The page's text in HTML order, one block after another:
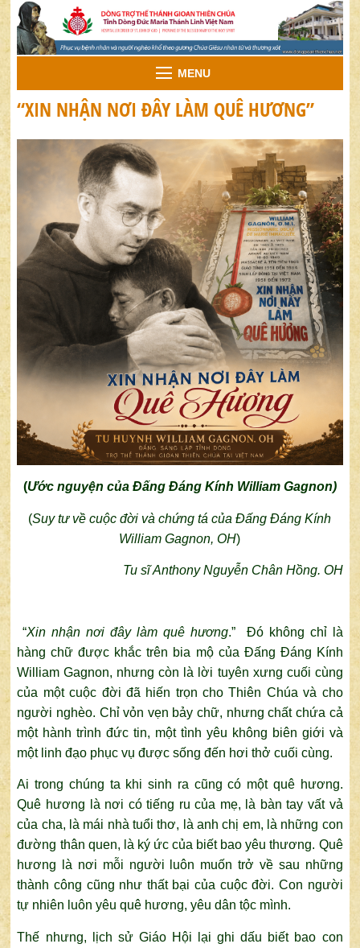
MENU
“XIN NHẬN NƠI ĐÂY LÀM QUÊ HƯƠNG”
(Ước nguyện của Đấng Đáng Kính William Gagnon)
(Suy tư về cuộc đời và chứng tá của Đấng Đáng Kính
William Gagnon, OH)
Tu sĩ Anthony Nguyễn Chân Hồng. OH
“Xin nhận nơi đây làm quê hương.” Đó không chỉ là
hàng chữ được khắc trên bia mộ của Đấng Đáng Kính
William Gagnon, nhưng còn là lời tuyên xưng cuối cùng
của một cuộc đời đã hiến trọn cho Thiên Chúa và cho
người nghèo. Chỉ vỏn vẹn bảy chữ, nhưng chất chứa cả
một hành trình đức tin, một tình yêu không biên giới và
một linh đạo phục vụ được sống đến hơi thở cuối cùng.
Ai trong chúng ta khi sinh ra cũng có một quê hương.
Quê hương là nơi có tiếng ru của mẹ, là bàn tay vất vả
của cha, là mái nhà tuổi thơ, là anh chị em, là những con
đường thân quen, là ký ức của biết bao yêu thương. Quê
hương là nơi mỗi người luôn muốn trở về sau những
thành công cũng như thất bại của cuộc đời. Con người
tự nhiên luôn yêu quê hương, yêu dân tộc mình.
Thế nhưng, lịch sử Giáo Hội lại ghi dấu biết bao con